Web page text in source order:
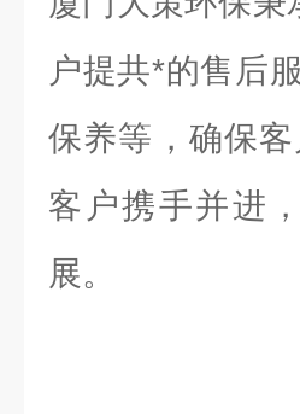
户提共*的售后
保养等，确保
客户携手并进
展。